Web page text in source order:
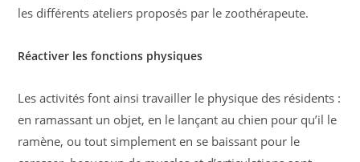
les différents ateliers proposés par le zoothérapeute.
Réactiver les fonctions physiques
Les activités font ainsi travailler le physique des résidents :
en ramassant un objet, en le lançant au chien pour qu’il le
ramène, ou tout simplement en se baissant pour le